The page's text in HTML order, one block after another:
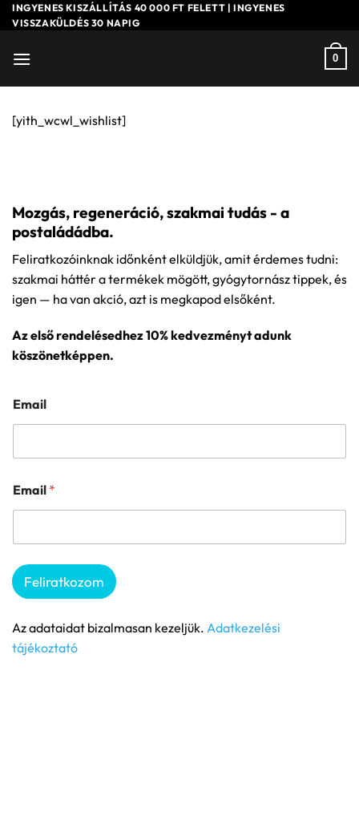
Skip
to
INGYENES KISZÁLLÍTÁS 40 000 FT FELETT | INGYENES
VISSZAKÜLDÉS 30 NAPIG
0
[yith_wcwl_wishlist]
Mozgás, regeneráció, szakmai tudás - a
postaládádba.
Feliratkozóinknak időnként elküldjük, amit érdemes tudni:
szakmai háttér a termékek mögött, gyógytornász tippek, és
igen — ha van akció, azt is megkapod elsőként.
Az első rendelésedhez 10% kedvezményt adunk
köszönetképpen.
Email
Email *
Feliratkozom
Az adataidat bizalmasan kezeljük. Adatkezelési
tájékoztató